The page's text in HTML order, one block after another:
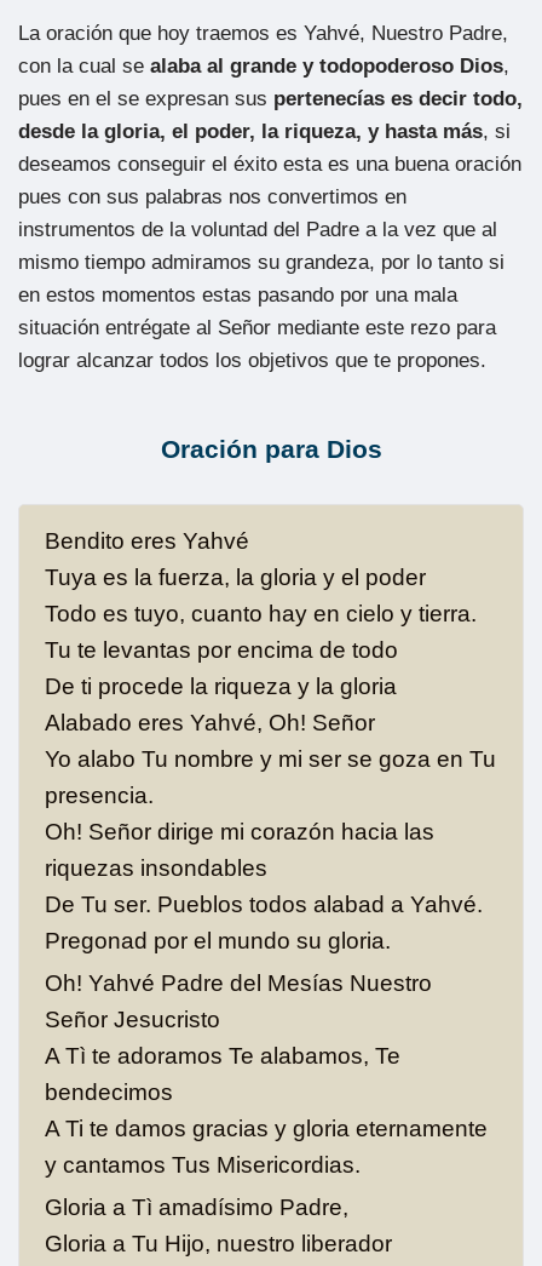
La oración que hoy traemos es Yahvé, Nuestro Padre,
con la cual se alaba al grande y todopoderoso Dios,
pues en el se expresan sus pertenecías es decir todo,
desde la gloria, el poder, la riqueza, y hasta más, si
deseamos conseguir el éxito esta es una buena oración
pues con sus palabras nos convertimos en
instrumentos de la voluntad del Padre a la vez que al
mismo tiempo admiramos su grandeza, por lo tanto si
en estos momentos estas pasando por una mala
situación entrégate al Señor mediante este rezo para
lograr alcanzar todos los objetivos que te propones.
Oración para Dios
Bendito eres Yahvé
Tuya es la fuerza, la gloria y el poder
Todo es tuyo, cuanto hay en cielo y tierra.
Tu te levantas por encima de todo
De ti procede la riqueza y la gloria
Alabado eres Yahvé, Oh! Señor
Yo alabo Tu nombre y mi ser se goza en Tu
presencia.
Oh! Señor dirige mi corazón hacia las
riquezas insondables
De Tu ser. Pueblos todos alabad a Yahvé.
Pregonad por el mundo su gloria.
Oh! Yahvé Padre del Mesías Nuestro
Señor Jesucristo
A Tì te adoramos Te alabamos, Te
bendecimos
A Ti te damos gracias y gloria eternamente
y cantamos Tus Misericordias.
Gloria a Tì amadísimo Padre,
Gloria a Tu Hijo, nuestro liberador